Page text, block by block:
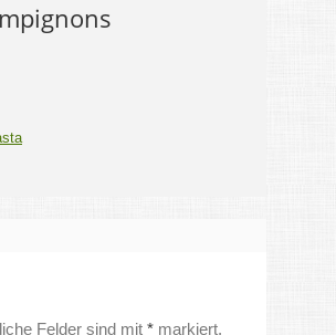
Felder sind mit * markiert.